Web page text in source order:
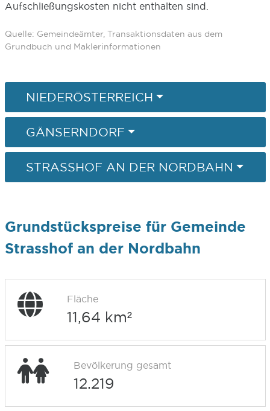
Aufschließungskosten nicht enthalten sind.
Quelle: Gemeindeämter, Transaktionsdaten aus dem
Grundbuch und Maklerinformationen
NIEDERÖSTERREICH
GÄNSERNDORF
STRASSHOF AN DER NORDBAHN
Grundstückspreise für Gemeinde
Strasshof an der Nordbahn
Fläche
11,64 km²
Bevölkerung gesamt
12.219